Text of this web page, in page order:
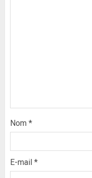
Nom *
E-mail *